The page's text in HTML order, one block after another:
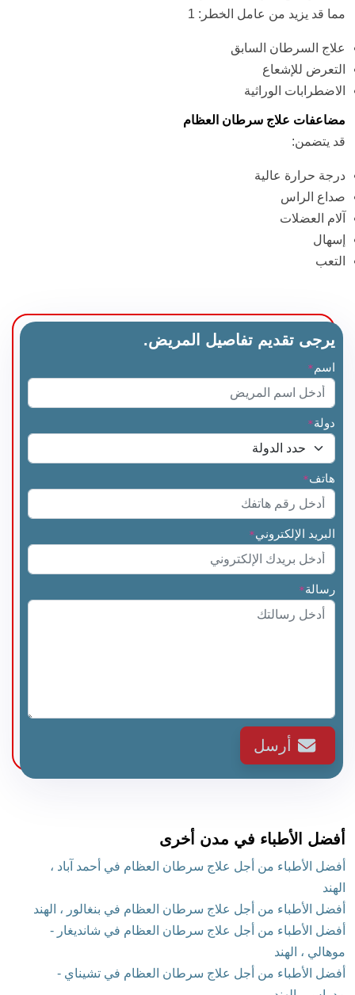
مما قد يزيد من عامل الخطر: 1
علاج السرطان السابق
التعرض للإشعاع
الاضطرابات الوراثية
مضاعفات علاج سرطان العظام
قد يتضمن:
درجة حرارة عالية
صداع الراس
آلام العضلات
إسهال
التعب
يرجى تقديم تفاصيل المريض.
اسم *
دولة*
هاتف*
البريد الإلكتروني*
رسالة*
أرسل
أفضل الأطباء في مدن أخرى
أفضل الأطباء من أجل علاج سرطان العظام في أحمد آباد ،
الهند
أفضل الأطباء من أجل علاج سرطان العظام في بنغالور ، الهند
أفضل الأطباء من أجل علاج سرطان العظام في شانديغار -
موهالي ، الهند
أفضل الأطباء من أجل علاج سرطان العظام في تشيناي -